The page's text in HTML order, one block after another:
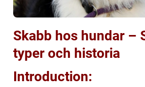
Skabb hos hundar –
typer och historia
Introduction: